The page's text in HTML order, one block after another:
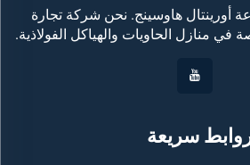
أورينتال هاوسينج. نحن شركة تجارة
منازل الحاويات والهياكل الفولاذية.
سريعة